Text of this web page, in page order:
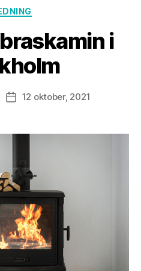
Kategorier
i
Inläggsdatum
12 oktober, 2021